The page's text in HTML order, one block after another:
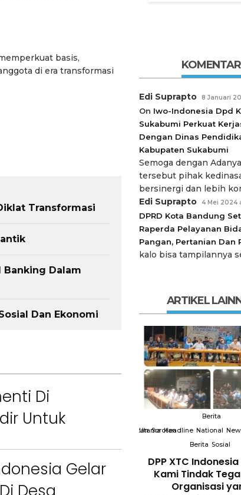
basis,
di era transformasi
Transformasi
Banking Dalam
Dan Ekonomi
Di
Untuk
Gelar
KOMENTAR
Edi Suprapto 8 Januari
On Iwo-Indonesia Dpd
Sukabumi Perkuat
Dengan Dinas
Kabupaten Sukabumi
Semoga dengan
tersebut pihak
bersinergi dan lebih
Edi Suprapto
4 Mei 2024
DPRD Kota Bandung
Raperda Pelayanan
Pangan, Pertanian Dan
kalo bisa tampilannya
ARTIKEL
Berita
Sorotan Sorotan
Bidang Pendidikan DPP XTC
Berikan Penyuluhan dengan
Tema Membangun Peran
Berita
Utama Headline National
Berita Sosial
DPP XTC
Kami Tindak
Organisasi